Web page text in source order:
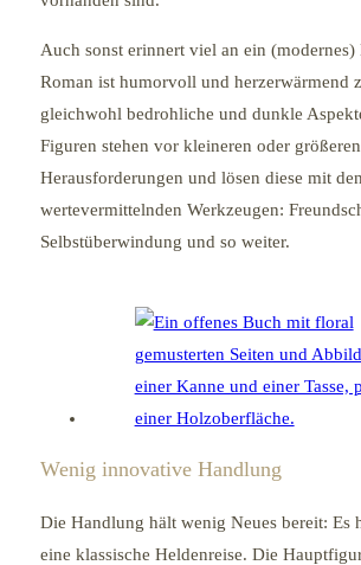
Auch sonst erinnert viel an ein (modernes)
Roman ist humorvoll und herzerwärmend
gleichwohl bedrohliche und dunkle
Figuren stehen vor kleineren oder größeren
Herausforderungen und lösen diese mit
wertevermittelnden Werkzeugen:
Selbstüberwindung und so weiter.
Wenig innovative Handlung
Die Handlung hält wenig Neues bereit: Es
eine klassische Heldenreise. Die